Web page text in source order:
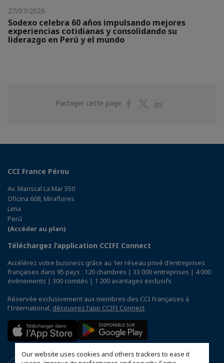
Our website uses cookies and others trackers to ease it
27/07/2026
Sodexo celebra 60 años impulsando mejores
experiencias cotidianas y consolidando su
liderazgo en Perú y el mundo
Partager cette page
PartagerPartager
CCI France Pérou
Av. Mariscal La Mar 550
Oficina 608, Miraflores
Lima
Perú
(Accéder au plan)
Téléchargez l’application CCIFI Connect
Accélérez votre business grâce au 1er réseau privé d'entreprises
françaises dans 95 pays : 120 chambres | 33 000 entreprises | 4 000
événements | 300 comités | 1 200 avantages exclusifs
Réservée exclusivement aux membres des CCI Françaises à
l'International, découvrez l'app CCIFI Connect.